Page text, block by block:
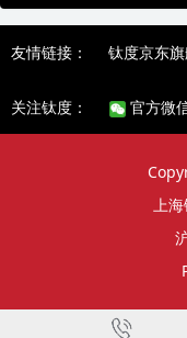
友情链接： 钛度京东
关注钛度： 官方微
上